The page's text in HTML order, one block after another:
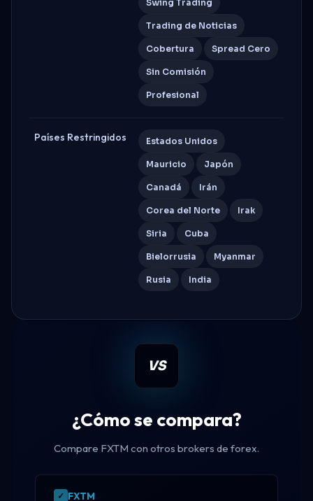
Swing Trading
Trading de Noticias
Cobertura Spread Cero
Sin Comisión
Profesional
Países Restringidos Estados Unidos
Mauricio Japón
Canadá Irán
Corea del Norte Irak
Siria Cuba
Bielorrusia Myanmar
Rusia India
VS
¿Cómo se compara?
Compare FXTM con otros brokers de forex.
FXTM